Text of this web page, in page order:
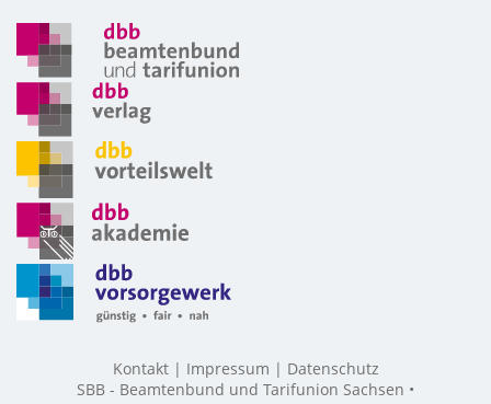
Kontakt Impressum
Datenschutz
SBB - Beamtenbund und Tarifunion Sachsen •